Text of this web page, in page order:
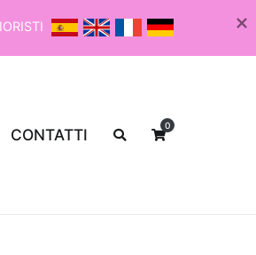
CONTATTI 0